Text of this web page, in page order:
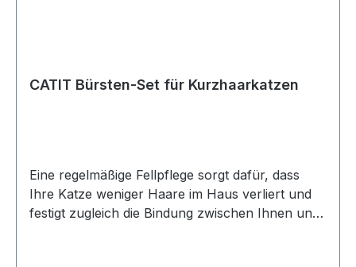
CATIT Bürsten-Set für Kurzhaarkatzen
Eine regelmäßige Fellpflege sorgt dafür, dass
Ihre Katze weniger Haare im Haus verliert und
festigt zugleich die Bindung zwischen Ihnen und